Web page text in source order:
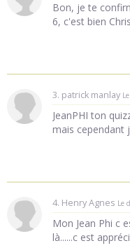
Bon, je te
6, c'est bien
3. patrick manlay
JeanPHI ton
mais cependant
4. Henry Agnes Le
Mon Jean Phi c
là......c est